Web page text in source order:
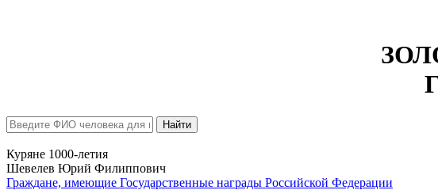
Найти
Куряне 1000-летия
Шевелев Юрий Филиппович
Граждане, имеющие Государственные награды Российской Федерации